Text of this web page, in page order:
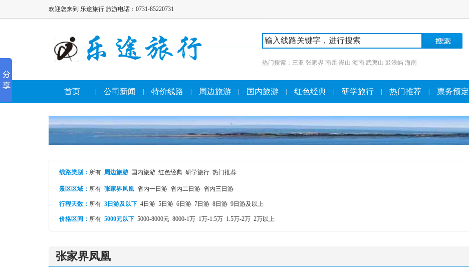
欢迎您来到 乐途旅行 旅游电话：0731-85220731
热门搜索： 三亚 张家界 南岳 崀山 海南 武夷山 鼓浪屿 海南
首页 公司新闻 特价线路 周边旅游 国内旅游 红色经典 研学旅行 热门推荐 票务预定
线路类别 ： 所有 周边旅游 国内旅游 红色经典 研学旅行 热门推荐
景区区域： 所有 张家界凤凰 省内一日游 省内二日游 省内三日游
行程天数： 所有 3日游及以下 4日游 5日游 6日游 7日游 8日游 9日游及以上
价格区间： 所有 5000元以下 5000-8000元 8000-1万 1万-1.5万 1.5万-2万 2万以上
张家界凤凰